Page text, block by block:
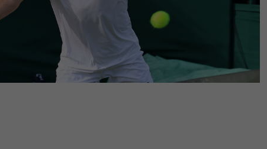
Ihrer vorgenommen Einstellungen, falls der
Webseiten-Betreiber dies eingestellt hat.